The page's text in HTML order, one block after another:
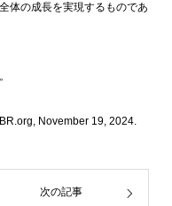
体の成長を実現するものであ
November 19, 2024.
次の記事